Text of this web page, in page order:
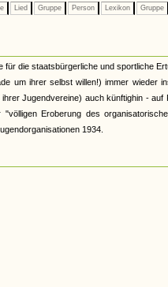
Lied Gruppe Person Lexikon Gruppe
die staatsbürgerliche und sportliche
um ihrer selbst willen!) immer wieder
Jugendvereine) auch künftighin -
Eroberung des
1934.